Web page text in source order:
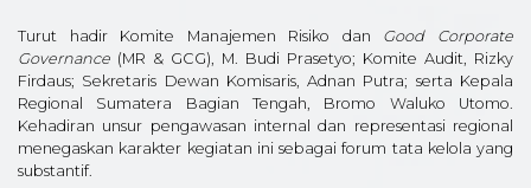
Turut hadir Komite Manajemen Risiko dan Good Corporate
Governance (MR & GCG), M. Budi Prasetyo; Komite Audit, Rizky
Firdaus; Sekretaris Dewan Komisaris, Adnan Putra; serta Kepala
Regional Sumatera Bagian Tengah, Bromo Waluko Utomo.
Kehadiran unsur pengawasan internal dan representasi regional
menegaskan karakter kegiatan ini sebagai forum tata kelola yang
substantif.